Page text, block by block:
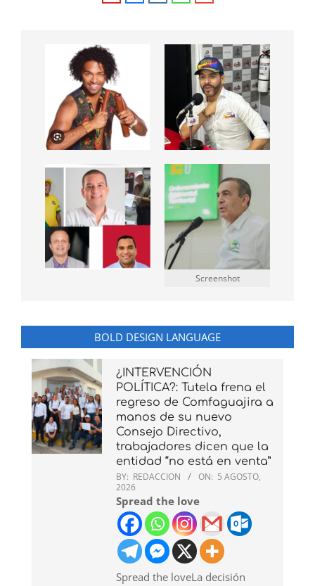
Screenshot
BOLD DESIGN LANGUAGE
¿INTERVENCIÓN
POLÍTICA?: Tutela frena el
regreso de Comfaguajira a
manos de su nuevo
Consejo Directivo,
trabajadores dicen que la
entidad “no está en venta”
BY: REDACCION ON: 5 AGOSTO,
2026
Spread the love
Spread the loveLa decisión